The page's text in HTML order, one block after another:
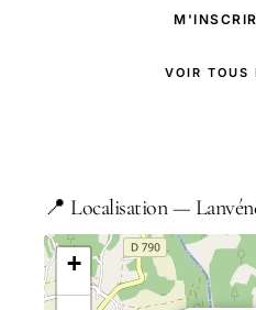
VOIR TOUS
📍 Localisation —
+